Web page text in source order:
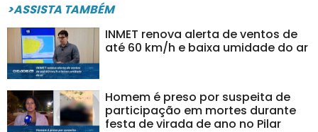
>ASSISTA TAMBÉM
INMET renova alerta de ventos de
até 60 km/h e baixa umidade do ar
Homem é preso por suspeita de
participação em mortes durante
festa de virada de ano no Pilar